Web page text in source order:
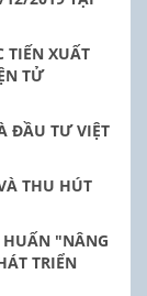
TIẾN XUẤT
TỬ
ĐẦU TƯ VIỆT
THU HÚT
"NÂNG
TRIỂN